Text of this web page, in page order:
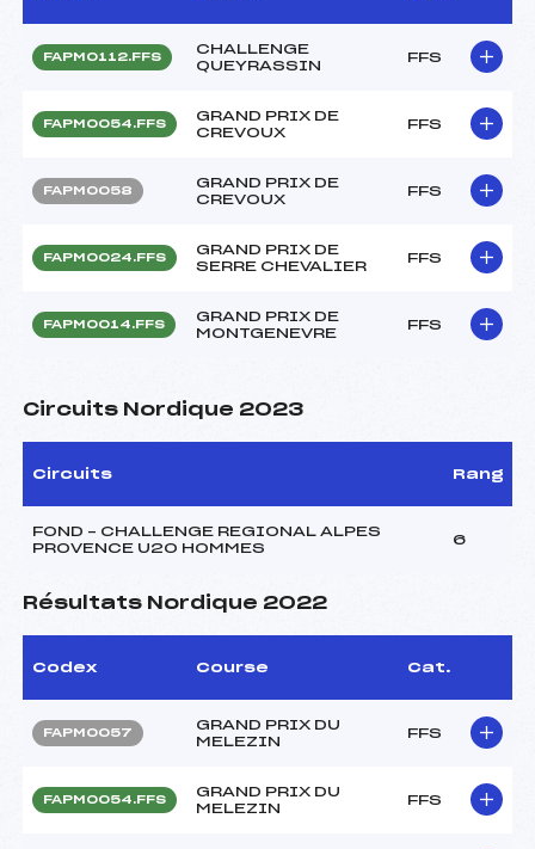
FAPM0112.FFS
CHALLENGE
QUEYRASSIN
FFS
FAPM0054.FFS
GRAND PRIX DE
CREVOUX
FFS
FAPM0058
GRAND PRIX DE
CREVOUX
FFS
FAPM0024.FFS
GRAND PRIX DE
SERRE CHEVALIER
FFS
FAPM0014.FFS
GRAND PRIX DE
MONTGENEVRE
FFS
Circuits Nordique 2023
Circuits Rang
FOND – CHALLENGE REGIONAL ALPES
PROVENCE U20 HOMMES
6
Résultats Nordique 2022
Codex Course Cat.
FAPM0057
GRAND PRIX DU
MELEZIN
FFS
FAPM0054.FFS
GRAND PRIX DU
MELEZIN
FFS